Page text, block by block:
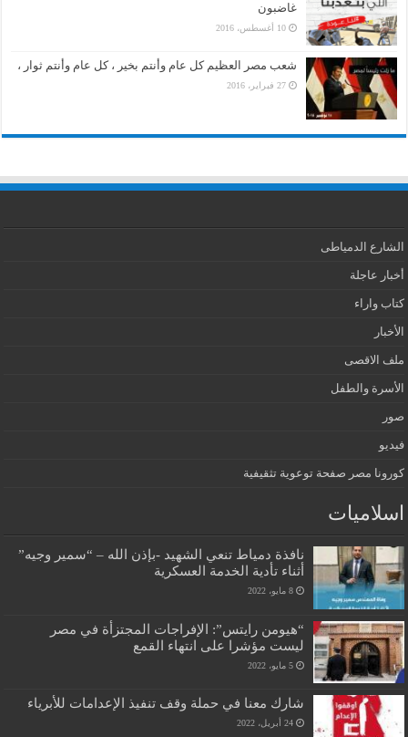
غاضبون
10 أغسطس، 2016
شعب مصر العظيم كل عام وأنتم بخير ، كل عام وأنتم ثوار ،
27 فبراير، 2016
الشارع الدمياطى
أخبار عاجلة
كتاب واراء
الأخبار
ملف الاقصى
الأسرة والطفل
صور
فيديو
كورونا مصر صفحة توعوية تثقيفية
اسلاميات
نافذة دمياط تنعي الشهيد -بإذن الله – “سمير وجيه”
أثناء تأدية الخدمة العسكرية
8 مايو، 2022
“هيومن رايتس”: الإفراجات المجتزأة في مصر
ليست مؤشرا على انتهاء القمع
5 مايو، 2022
شارك معنا في حملة وقف تنفيذ الإعدامات للأبرياء
24 أبريل، 2022